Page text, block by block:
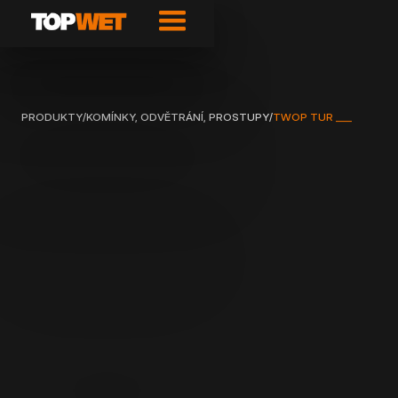
PRODUKTY/KOMÍNKY, ODVĚTRÁNÍ, PROSTUPY/TWOP TUR ___